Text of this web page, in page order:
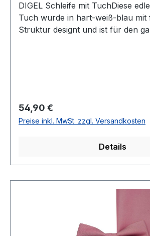
DIGEL Schleife mit TuchDiese
Tuch wurde in hart-weiß-blau mit
Struktur designt und ist für den
empfohlenArtikel Nr.: 1008923-
LessFarbe: 24
Regulärer Preis:
54,90 €
Preise inkl. MwSt. zzgl. Versandkosten
Details